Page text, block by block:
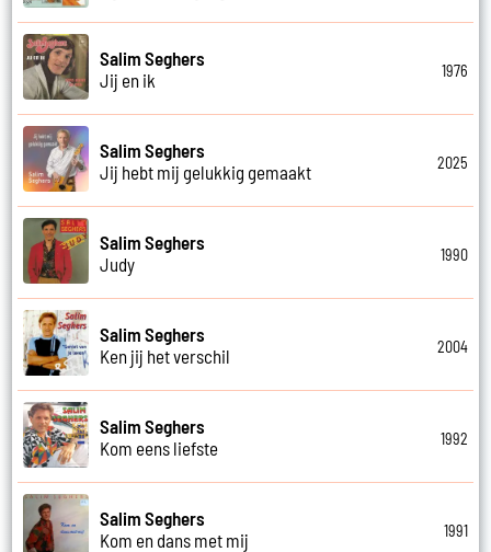
Salim Seghers
Jij en ik
1976
Salim Seghers
Jij hebt mij gelukkig gemaakt
2025
Salim Seghers
Judy
1990
Salim Seghers
Ken jij het verschil
2004
Salim Seghers
Kom eens liefste
1992
Salim Seghers
Kom en dans met mij
1991